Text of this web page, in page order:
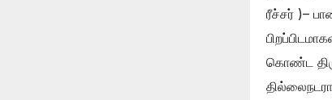
ரீச்சர் )–
கொண்ட